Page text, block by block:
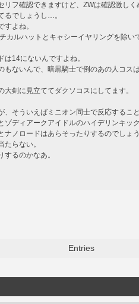
リフ確認できますけど、ZWは確認激しく
るでしょうし…。
よね。
カルハットとキャシーイヤリングを除い
14にないんですよね。
もないんで、暗黒騎士で例のあの人コス
大剣に見立ててダクソコスにしてます。
、そういえばミニオン同士で反応するこ
ゾディアークアイドルのハイデリンキッ
ナノロードはあらそったりするのでしょ
たらない。
るのかなあ。
Entries